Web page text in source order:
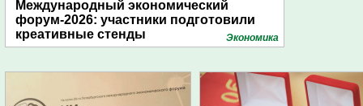
Международный экономический
форум-2026: участники подготовили
креативные стенды
Экономика